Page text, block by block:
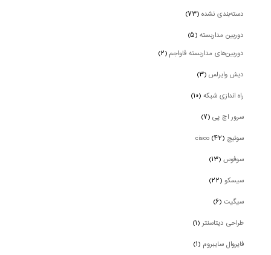
دسته‌بندی نشده(۷۳)
دوربین‌ مداربسته(۵)
دوربین‌های مداربسته فاواجم(۲)
دیش وایرلس(۳)
راه اندازی شبکه(۱۰)
سرور اچ پی(۷)
سوئیچ cisco (۴۲)
سوفوس(۱۳)
سیسکو(۲۲)
سیگیت(۶)
طراحی دیتاسنتر(۱)
فایروال سایبروم (۱)